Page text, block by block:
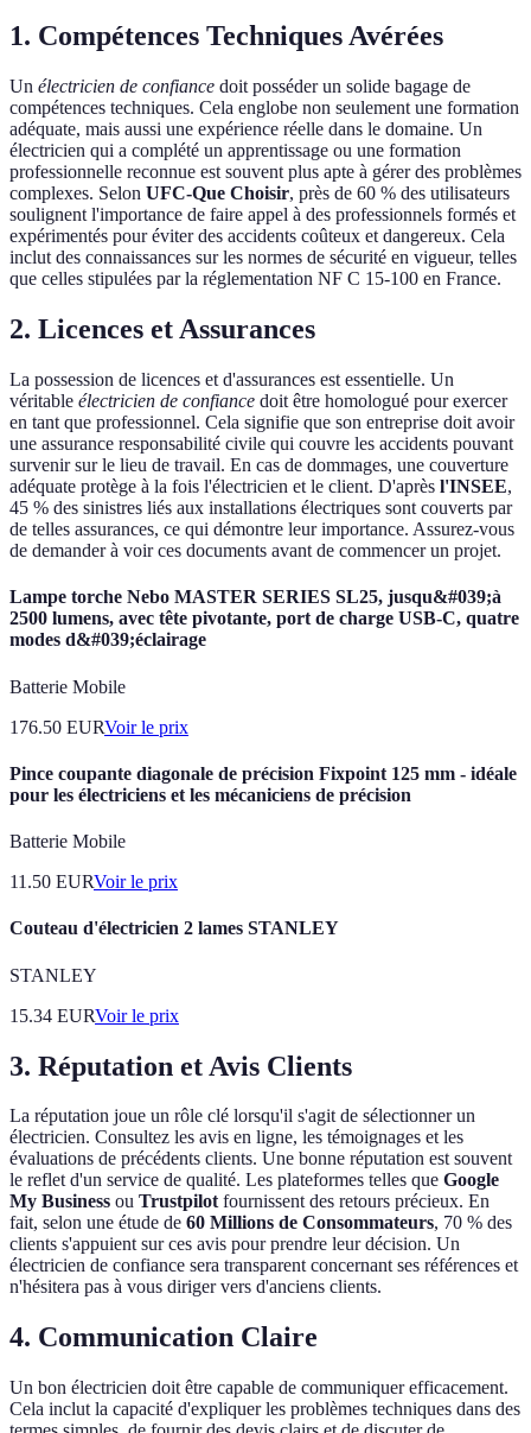
1. Compétences Techniques Avérées
Un électricien de confiance doit posséder un solide bagage de
compétences techniques. Cela englobe non seulement une formation
adéquate, mais aussi une expérience réelle dans le domaine. Un
électricien qui a complété un apprentissage ou une formation
professionnelle reconnue est souvent plus apte à gérer des problèmes
complexes. Selon UFC-Que Choisir, près de 60 % des utilisateurs
soulignent l'importance de faire appel à des professionnels formés et
expérimentés pour éviter des accidents coûteux et dangereux. Cela
inclut des connaissances sur les normes de sécurité en vigueur, telles
que celles stipulées par la réglementation NF C 15-100 en France.
2. Licences et Assurances
La possession de licences et d'assurances est essentielle. Un
véritable électricien de confiance doit être homologué pour exercer
en tant que professionnel. Cela signifie que son entreprise doit avoir
une assurance responsabilité civile qui couvre les accidents pouvant
survenir sur le lieu de travail. En cas de dommages, une couverture
adéquate protège à la fois l'électricien et le client. D'après l'INSEE,
45 % des sinistres liés aux installations électriques sont couverts par
de telles assurances, ce qui démontre leur importance. Assurez-vous
de demander à voir ces documents avant de commencer un projet.
Lampe torche Nebo MASTER SERIES SL25, jusqu&#039;à
2500 lumens, avec tête pivotante, port de charge USB-C, quatre
modes d&#039;éclairage
Batterie Mobile
176.50 EURVoir le prix
Pince coupante diagonale de précision Fixpoint 125 mm - idéale
pour les électriciens et les mécaniciens de précision
Batterie Mobile
11.50 EURVoir le prix
Couteau d'électricien 2 lames STANLEY
STANLEY
15.34 EURVoir le prix
3. Réputation et Avis Clients
La réputation joue un rôle clé lorsqu'il s'agit de sélectionner un
électricien. Consultez les avis en ligne, les témoignages et les
évaluations de précédents clients. Une bonne réputation est souvent
le reflet d'un service de qualité. Les plateformes telles que Google
My Business ou Trustpilotfournissent des retours précieux. En
fait, selon une étude de 60 Millions de Consommateurs, 70 % des
clients s'appuient sur ces avis pour prendre leur décision. Un
électricien de confiance sera transparent concernant ses références et
n'hésitera pas à vous diriger vers d'anciens clients.
4. Communication Claire
Un bon électricien doit être capable de communiquer efficacement.
Cela inclut la capacité d'expliquer les problèmes techniques dans des